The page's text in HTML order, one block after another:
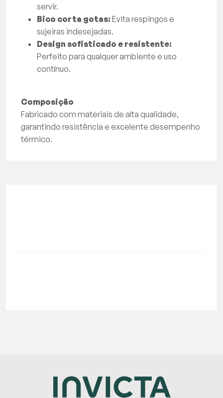
servir.
Bico corta gotas: Evita respingos e
sujeiras indesejadas.
Design sofisticado e resistente:
Perfeito para qualquer ambiente e uso
contínuo.
Composição
Fabricado com materiais de alta qualidade,
garantindo resistência e excelente desempenho
térmico.